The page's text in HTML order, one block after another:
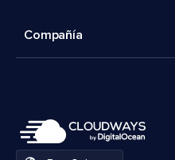
Compañía